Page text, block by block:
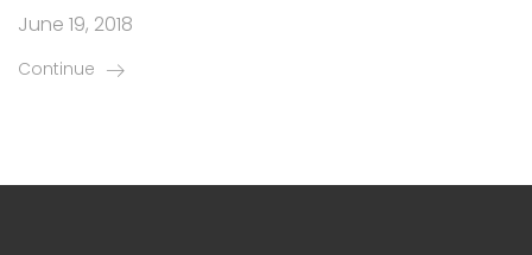
June 19, 2018
Continue